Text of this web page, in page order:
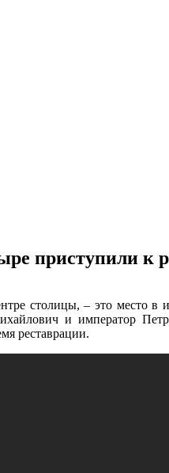
приступили к
столицы, – это место в
и император
реставрации.